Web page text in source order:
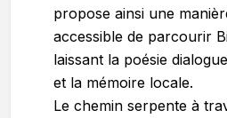
propose ainsi une
accessible de parcourir
laissant la poésie
et la mémoire locale.
Le chemin serpente à